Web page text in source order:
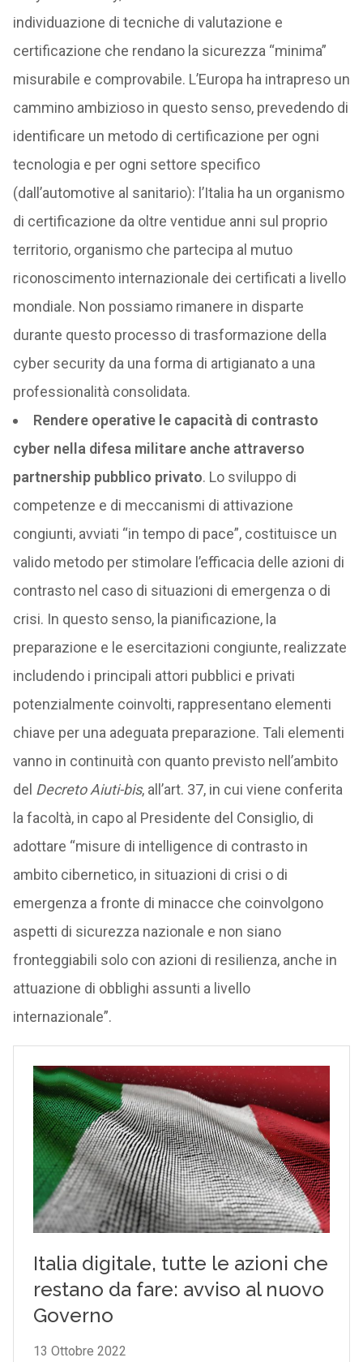
individuazione di tecniche di valutazione e
certificazione che rendano la sicurezza “minima”
misurabile e comprovabile. L’Europa ha intrapreso un
cammino ambizioso in questo senso, prevedendo di
identificare un metodo di certificazione per ogni
tecnologia e per ogni settore specifico
(dall’automotive al sanitario): l’Italia ha un organismo
di certificazione da oltre ventidue anni sul proprio
territorio, organismo che partecipa al mutuo
riconoscimento internazionale dei certificati a livello
mondiale. Non possiamo rimanere in disparte
durante questo processo di trasformazione della
cyber security da una forma di artigianato a una
professionalità consolidata.
Rendere operative le capacità di contrasto
cyber nella difesa militare anche attraverso
partnership pubblico privato. Lo sviluppo di
competenze e di meccanismi di attivazione
congiunti, avviati “in tempo di pace”, costituisce un
valido metodo per stimolare l’efficacia delle azioni di
contrasto nel caso di situazioni di emergenza o di
crisi. In questo senso, la pianificazione, la
preparazione e le esercitazioni congiunte, realizzate
includendo i principali attori pubblici e privati
potenzialmente coinvolti, rappresentano elementi
chiave per una adeguata preparazione. Tali elementi
vanno in continuità con quanto previsto nell’ambito
del Decreto Aiuti-bis, all’art. 37, in cui viene conferita
la facoltà, in capo al Presidente del Consiglio, di
adottare “misure di intelligence di contrasto in
ambito cibernetico, in situazioni di crisi o di
emergenza a fronte di minacce che coinvolgono
aspetti di sicurezza nazionale e non siano
fronteggiabili solo con azioni di resilienza, anche in
attuazione di obblighi assunti a livello
internazionale”.